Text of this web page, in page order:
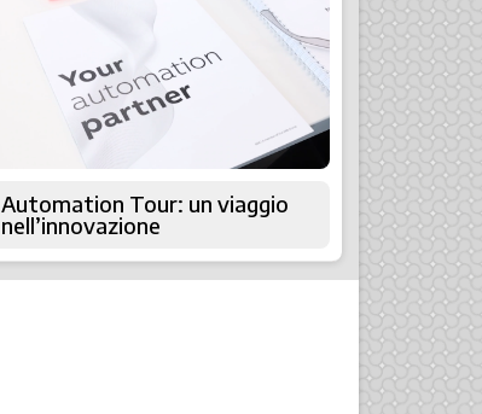
Automation Tour: un viaggio
nell’innovazione